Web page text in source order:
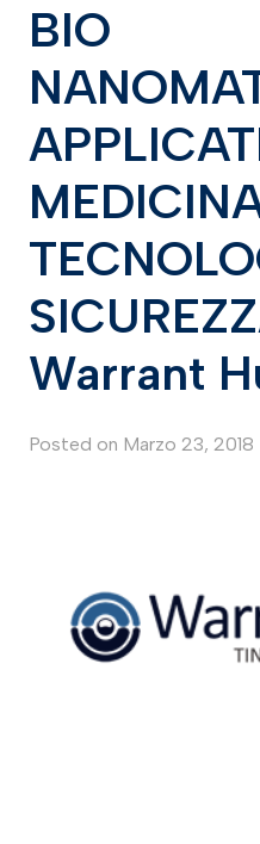
BIO
Warrant
Posted on Marzo 23, 2018